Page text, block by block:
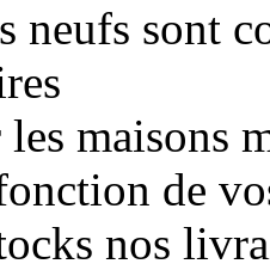
neufs sont
les maisons
de
nos